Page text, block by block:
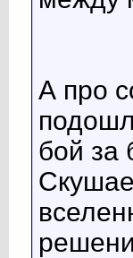
А про
бой за